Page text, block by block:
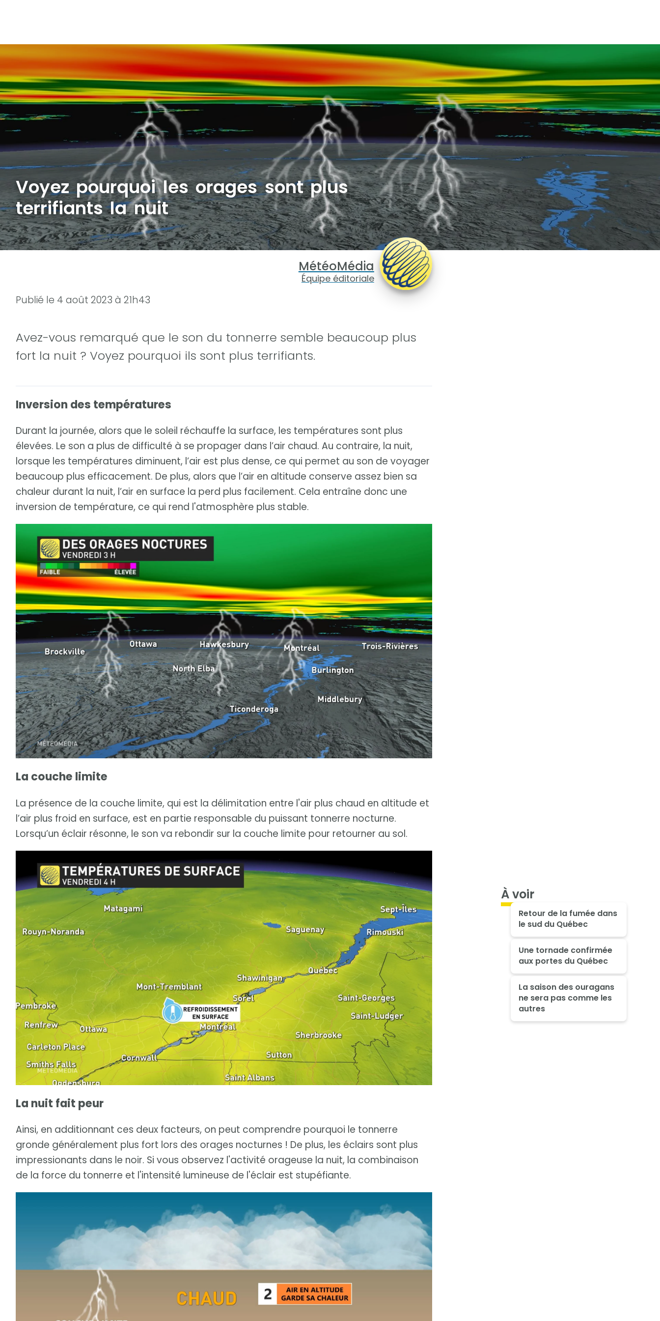
Voyez pourquoi les orages sont plus
terrifiants la nuit
MétéoMédia
Équipe éditoriale
Publié le 4 août 2023 à 21h43
Avez-vous remarqué que le son du tonnerre semble beaucoup plus
fort la nuit ? Voyez pourquoi ils sont plus terrifiants.
Inversion des températures
Durant la journée, alors que le soleil réchauffe la surface, les températures sont plus
élevées. Le son a plus de difficulté à se propager dans l’air chaud. Au contraire, la nuit,
lorsque les températures diminuent, l’air est plus dense, ce qui permet au son de voyager
beaucoup plus efficacement. De plus, alors que l’air en altitude conserve assez bien sa
chaleur durant la nuit, l’air en surface la perd plus facilement. Cela entraîne donc une
inversion de température, ce qui rend l'atmosphère plus stable.
La couche limite
La présence de la couche limite, qui est la délimitation entre l'air plus chaud en altitude et
l’air plus froid en surface, est en partie responsable du puissant tonnerre nocturne.
Lorsqu’un éclair résonne, le son va rebondir sur la couche limite pour retourner au sol.
La nuit fait peur
Ainsi, en additionnant ces deux facteurs, on peut comprendre pourquoi le tonnerre
gronde généralement plus fort lors des orages nocturnes ! De plus, les éclairs sont plus
impressionants dans le noir. Si vous observez l'activité orageuse la nuit, la combinaison
de la force du tonnerre et l'intensité lumineuse de l'éclair est stupéfiante.
À voir
Retour de la fumée dans
le sud du Québec
Une tornade confirmée
aux portes du Québec
La saison des ouragans
ne sera pas comme les
autres